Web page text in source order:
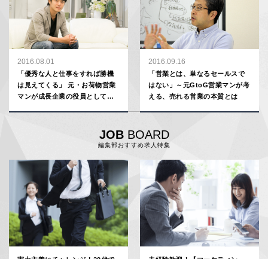
2016.08.01
「優秀な人と仕事をすれば勝機
は見えてくる」 元・お荷物営業
マンが成長企業の役員として活
2016.09.16
「営業とは、単なるセールスで
はない」～元GtoG営業マンが考
える、売れる営業の本質とは
JOBBOARD
編集部おすすめ求人特集